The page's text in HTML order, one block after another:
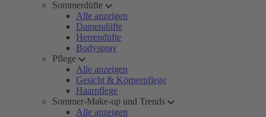
Sommerdüfte
Alle anzeigen
Damendüfte
Herrendüfte
Bodyspray
Pflege
Alle anzeigen
Gesicht & Körperpflege
Haarpflege
Sommer-Make-up und Trends
Alle anzeigen